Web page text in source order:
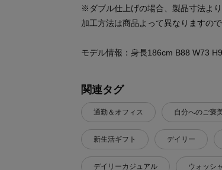
※ダブル仕上げの場合、製品寸法よ
加工方法は商品よって異なりますの
モデル情報：身長186cm B88 W73
関連タグ
通勤＆オフィス 自分へのご褒
新生活ギフト デイリー
デイリーカジュアル ウォッシ